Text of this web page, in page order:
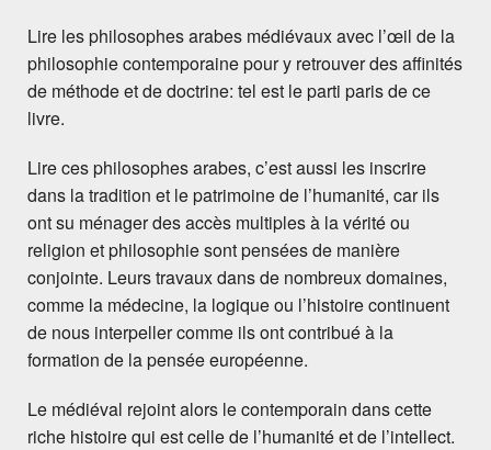
Lire les philosophes arabes médiévaux avec l’œil de la
philosophie contemporaine pour y retrouver des affinités
de méthode et de doctrine: tel est le parti paris de ce
livre.
Lire ces philosophes arabes, c’est aussi les inscrire
dans la tradition et le patrimoine de l’humanité, car ils
ont su ménager des accès multiples à la vérité ou
religion et philosophie sont pensées de manière
conjointe. Leurs travaux dans de nombreux domaines,
comme la médecine, la logique ou l’histoire continuent
de nous interpeller comme ils ont contribué à la
formation de la pensée européenne.
Le médiéval rejoint alors le contemporain dans cette
riche histoire qui est celle de l’humanité et de l’intellect.